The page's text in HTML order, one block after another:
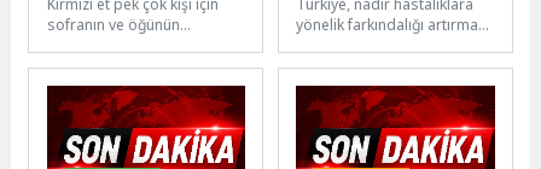
sofranın ve öğünün
alıyor. Yüksek protein,...
Farkındalık
Dayanışmayla
Güçleniyor
yönelik farkındalığı artırmak
bir dayanışma haftasına
tanıklık etti. Plazma...